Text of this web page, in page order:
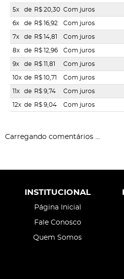
5x de R$ 20,30 Com juros
6x de R$ 16,92 Com juros
7x de R$ 14,81 Com juros
8x de R$ 12,96 Com juros
9x de R$ 11,81 Com juros
10x de R$ 10,71 Com juros
11x de R$ 9,74 Com juros
12x de R$ 9,04 Com juros
Carregando comentários ...
INSTITUCIONAL
Página Inicial
Fale Conosco
Quem Somos